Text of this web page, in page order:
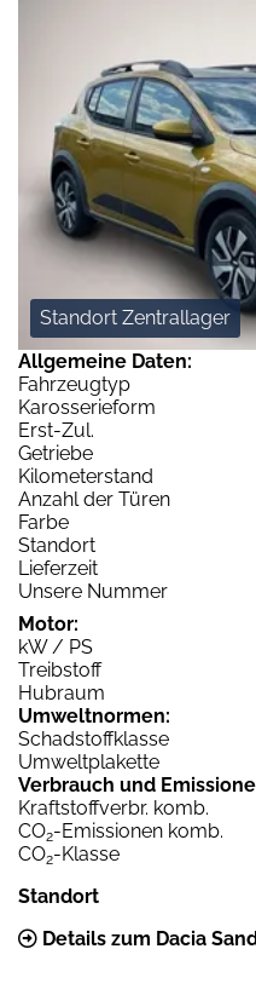
Standort Zentrallager
Allgemeine Daten:
Fahrzeugtyp
Karosserieform
Erst-Zul.
Getriebe
Kilometerstand
Anzahl der Türen
Farbe
Standort
Lieferzeit
Unsere Nummer
Motor:
kW / PS
Treibstoff
Hubraum
Umweltnormen:
Schadstoffklasse
Umweltplakette
Verbrauch und
Kraftstoffverbr. komb.
CO2-Emissionen komb.
CO2-Klasse
Standort
Details zum Dacia